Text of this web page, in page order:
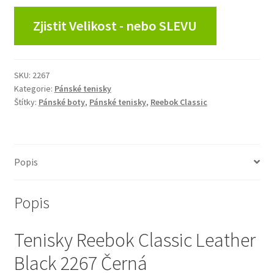
Zjistit Velikost - nebo SLEVU
SKU: 2267
Kategorie: Pánské tenisky
Štítky: Pánské boty, Pánské tenisky, Reebok Classic
Popis
Popis
Tenisky Reebok Classic Leather
Black 2267 Černá